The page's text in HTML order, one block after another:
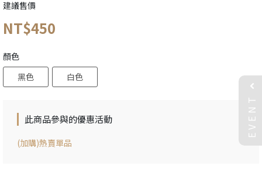
建議售價
NT$450
顏色
黑色
白色
此商品參與的優惠活動
(加購)熱賣單品
EVENT